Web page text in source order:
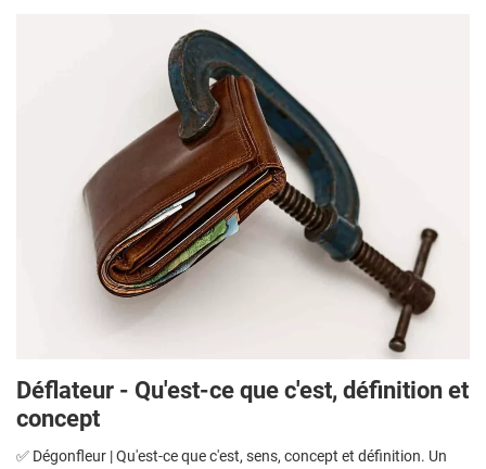
Déflateur - Qu'est-ce que c'est, définition et
concept
✅ Dégonfleur | Qu'est-ce que c'est, sens, concept et définition. Un